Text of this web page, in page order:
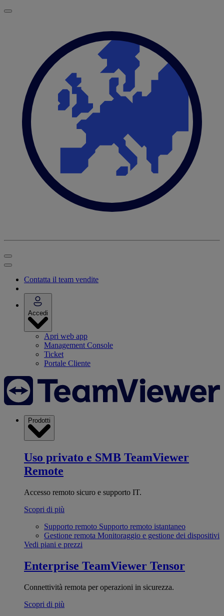
Contatta il team vendite
Accedi
Apri web app
Management Console
Ticket
Portale Cliente
Prodotti
Uso privato e SMB TeamViewer
Remote
Accesso remoto sicuro e supporto IT.
Scopri di più
Supporto remoto Supporto remoto istantaneo
Gestione remota Monitoraggio e gestione dei dispositivi
Vedi piani e prezzi
Enterprise TeamViewer Tensor
Connettività remota per operazioni in sicurezza.
Scopri di più